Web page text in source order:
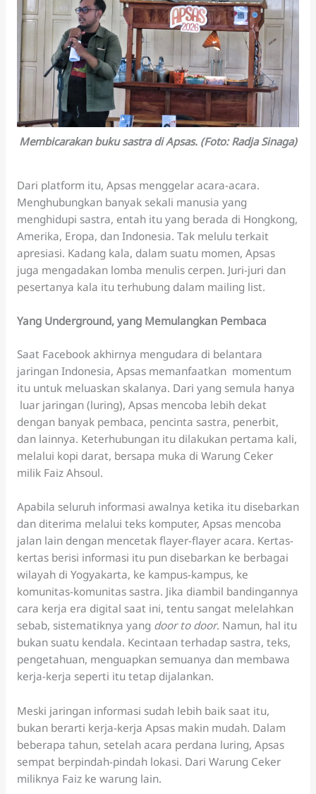
Membicarakan buku sastra di Apsas. (Foto: Radja Sinaga)
Dari platform itu, Apsas menggelar acara-acara.
Menghubungkan banyak sekali manusia yang
menghidupi sastra, entah itu yang berada di Hongkong,
Amerika, Eropa, dan Indonesia. Tak melulu terkait
apresiasi. Kadang kala, dalam suatu momen, Apsas
juga mengadakan lomba menulis cerpen. Juri-juri dan
pesertanya kala itu terhubung dalam mailing list.
Yang Underground, yang Memulangkan Pembaca
Saat Facebook akhirnya mengudara di belantara
jaringan Indonesia, Apsas memanfaatkan momentum
itu untuk meluaskan skalanya. Dari yang semula hanya
luar jaringan (luring), Apsas mencoba lebih dekat
dengan banyak pembaca, pencinta sastra, penerbit,
dan lainnya. Keterhubungan itu dilakukan pertama kali,
melalui kopi darat, bersapa muka di Warung Ceker
milik Faiz Ahsoul.
Apabila seluruh informasi awalnya ketika itu disebarkan
dan diterima melalui teks komputer, Apsas mencoba
jalan lain dengan mencetak flayer-flayer acara. Kertas-
kertas berisi informasi itu pun disebarkan ke berbagai
wilayah di Yogyakarta, ke kampus-kampus, ke
komunitas-komunitas sastra. Jika diambil bandingannya
cara kerja era digital saat ini, tentu sangat melelahkan
sebab, sistematiknya yang door to door. Namun, hal itu
bukan suatu kendala. Kecintaan terhadap sastra, teks,
pengetahuan, menguapkan semuanya dan membawa
kerja-kerja seperti itu tetap dijalankan.
Meski jaringan informasi sudah lebih baik saat itu,
bukan berarti kerja-kerja Apsas makin mudah. Dalam
beberapa tahun, setelah acara perdana luring, Apsas
sempat berpindah-pindah lokasi. Dari Warung Ceker
miliknya Faiz ke warung lain.